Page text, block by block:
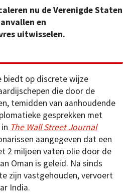
nu de Verenigde Staten
en
uitwisselen.
biedt op discrete wijze
die door de
temidden van aanhoudende
gesprekken met
The Wall Street Journal
aangegeven dat een
2 miljoen vaten olie door de
Oman is geleid. Na sinds
zijn vastgehouden, vervoert
India.